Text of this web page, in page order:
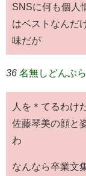
SNSに何も個人
はベストなんだ
味だが
36 名無しどんぶ
人を＊てるわけ
佐藤琴美の顔と
わ
なんなら卒業文